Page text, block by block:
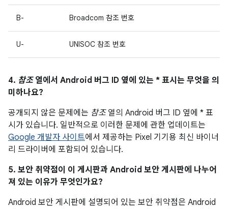
B- Broadcom 참조 번호
U- UNISOC 참조 번호
4. 참조열에서 Android 버그 ID 옆에 있는 * 표시는 무엇을 의
미하나요?
공개되지 않은 문제에는 참조열의 Android 버그 ID 옆에 * 표
시가 있습니다. 일반적으로 이러한 문제에 관한 업데이트는
Google 개발자 사이트에서 제공하는 Pixel 기기용 최신 바이너
리 드라이버에 포함되어 있습니다.
5. 보안 취약점이 이 게시판과 Android 보안 게시판에 나누어
져 있는 이유가 무엇인가요?
Android 보안 게시판에 설명되어 있는 보안 취약점은 Android